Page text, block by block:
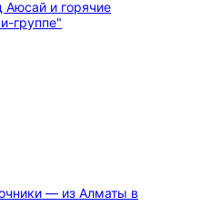
— из Алматы в